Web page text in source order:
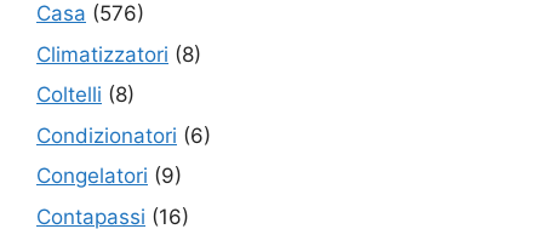
Casa (576)
Climatizzatori (8)
Coltelli (8)
Condizionatori (6)
Congelatori (9)
Contapassi (16)